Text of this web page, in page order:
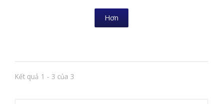
Hơn
Kết quả 1 - 3 của 3